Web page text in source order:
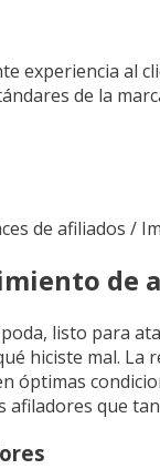
experiencia al
de la
de afiliados /
de
listo para
hiciste mal.
óptimas
afiladores que